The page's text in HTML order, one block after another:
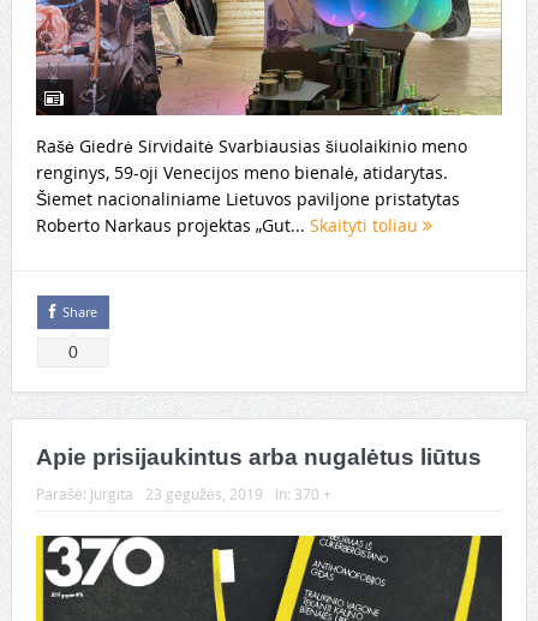
Rašė Giedrė Sirvidaitė Svarbiausias šiuolaikinio meno
renginys, 59-oji Venecijos meno bienalė, atidarytas.
Šiemet nacionaliniame Lietuvos paviljone pristatytas
Roberto Narkaus projektas „Gut... Skaityti toliau
Share
0
Apie prisijaukintus arba nugalėtus liūtus
Parašė: Jurgita 23 gegužės, 2019 In: 370 +